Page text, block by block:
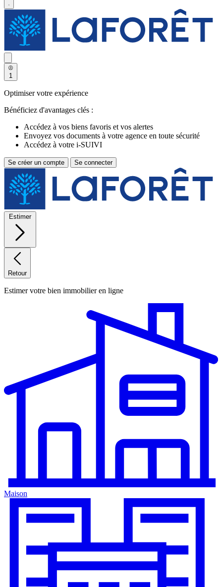
1
Optimiser votre expérience
Bénéficiez d'avantages clés :
Accédez à vos biens favoris et vos alertes
Envoyez vos documents à votre agence en toute sécurité
Accédez à votre i-SUIVI
Se créer un compte Se connecter
Estimer
Retour
Estimer votre bien immobilier en ligne
Maison